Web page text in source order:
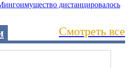
дистанцировалось
Смотреть все